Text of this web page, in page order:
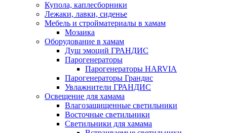
Купола, каплесборники
Лежаки, лавки, сиденье
Мебель и стройматериалы в хамам
Мозаика
Оборудование в хамам
Душ эмоций ГРАНДИС
Парогенераторы
Парогенераторы HARVIA
Парогенераторы Грандис
Увлажнители ГРАНДИС
Освещение для хамама
Влагозащищенные светильники
Восточные светильники
Светильники для хамама